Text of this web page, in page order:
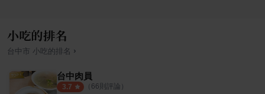
小吃的排名
台中市 小吃 的排名 ›
台中肉員
3.7 （ 66則評論）